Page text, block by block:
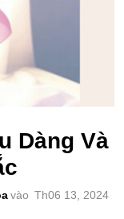
Dàng Và
vào Th06 13, 2024